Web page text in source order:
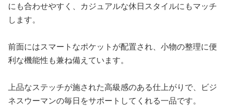
にも合わせやすく、カジュアルな休日スタイルにもマッチ
します。
前面にはスマートなポケットが配置され、小物の整理に便
利な機能性も兼ね備えています。
上品なステッチが施された高級感のある仕上がりで、ビジ
ネスウーマンの毎日をサポートしてくれる一品です。